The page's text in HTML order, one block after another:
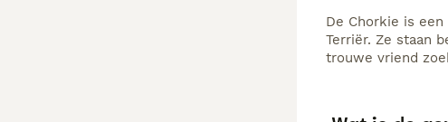
De Chorkie is
Terriër. Ze staan
trouwe vriend